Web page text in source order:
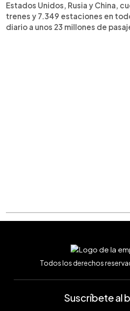
Estados Unidos, Rusia y China,
trenes y 7.349 estaciones en
diario a unos 23 millones de
Todos los derechos
Suscríbete al